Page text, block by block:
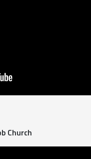
Church